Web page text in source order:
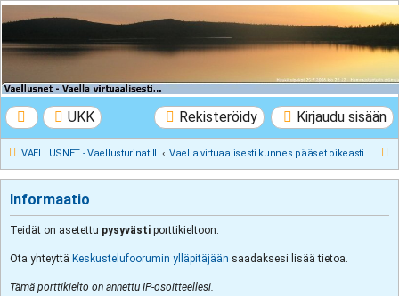
VAELLUSNET -
Vaellusturinat II
UKK Kirjaudu sisään
Rekisteröidy
VAELLUSNET - Vaellusturinat II Vaella virtuaalisesti kunnes pääset oikeasti
Informaatio
Teidät on asetettu pysyvästi porttikieltoon.
Ota yhteyttä Keskustelufoorumin ylläpitäjään saadaksesi lisää tietoa.
Tämä porttikielto on annettu IP-osoitteellesi.